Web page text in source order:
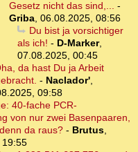
Gesetz nicht das sind,... -
Griba, 06.08.2025, 08:56
Du bist ja vorsichtiger
als ich! - D-Marker,
07.08.2025, 00:45
da hast Du ja Arbeit
- Naclador',
09:58
40-fache PCR-
von nur zwei Basenpaaren,
da raus? - Brutus,